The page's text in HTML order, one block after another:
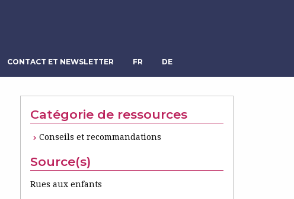
CONTACT ET NEWSLETTER FR DE
Catégorie de ressources
Conseils et recommandations
Source(s)
Rues aux enfants